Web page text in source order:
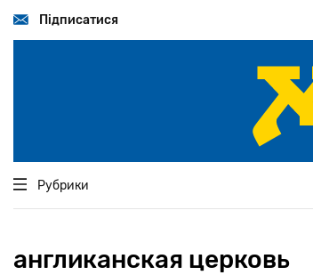
основногоПідписатися
Рубрики
англиканская церковь